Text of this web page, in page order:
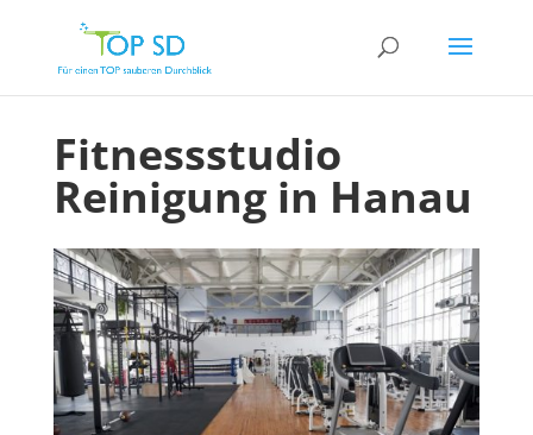
Fitnessstudio
Reinigung in Hanau